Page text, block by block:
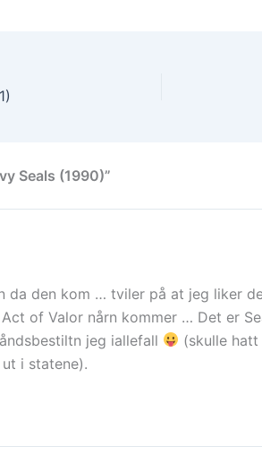
Seals (1990)”
da den kom … tviler på at jeg liker
of Valor nårn kommer … Det er
jeg iallefall
(skulle hatt
i statene).